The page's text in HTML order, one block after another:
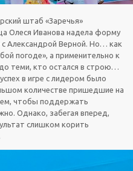
штаб «Заречья»
Олеся Иванова надела форму
Александрой Верной. Но… как
погоде», а применительно к
теми, кто остался в строю…
в игре с лидером было
количестве пришедшие на
чтобы поддержать
Однако, забегая вперед,
слишком корить